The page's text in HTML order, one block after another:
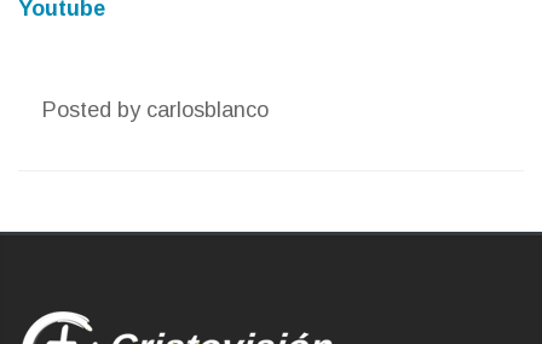
Youtube
Posted by carlosblanco